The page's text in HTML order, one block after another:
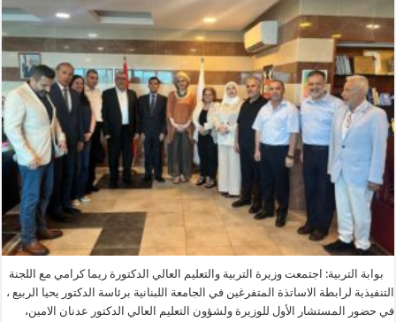
بوابة التربية: اجتمعت وزيرة التربية والتعليم العالي الدكتورة ريما كرامي مع اللجنة
التنفيذية لرابطة الاساتذة المتفرغين في الجامعة اللبنانية برئاسة الدكتور يحيا الربيع ،
في حضور المستشار الأول للوزيرة ولشؤون التعليم العالي الدكتور عدنان الامين،